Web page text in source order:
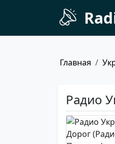
Главная
Радио